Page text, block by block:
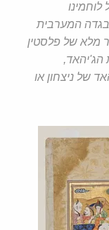
המערבית
מלא של פלסטין
הג'יהאד,
של ניצחון או